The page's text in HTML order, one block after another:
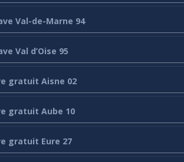
Val-de-Marne 94
Val d’Oise 95
gratuit Aisne 02
gratuit Aube 10
gratuit Eure 27